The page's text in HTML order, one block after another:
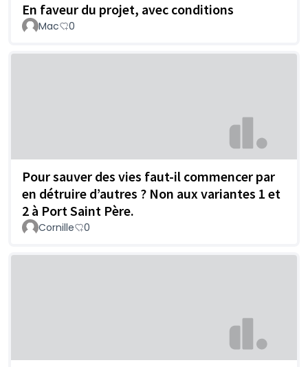
En faveur du projet, avec conditions
Mac 0
Pour sauver des vies faut-il commencer par
en détruire d’autres ? Non aux variantes 1 et
2 à Port Saint Père.
Cornille 0